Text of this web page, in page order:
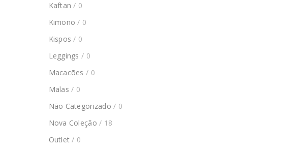
Kaftan / 0
Kimono / 0
Kispos / 0
Leggings / 0
Macacões / 0
Malas / 0
Não Categorizado / 0
Nova Coleção / 18
Outlet / 0